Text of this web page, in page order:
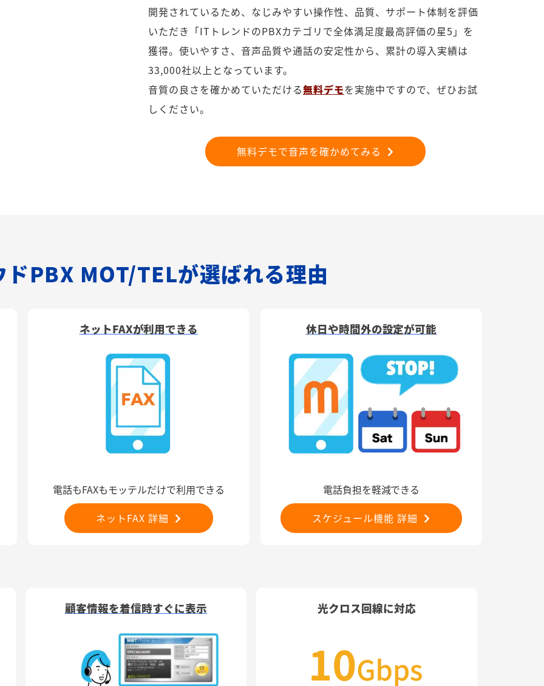
開発されているため、なじみやすい操作性、品質、サポート体制を評価
いただき「ITトレンドのPBXカテゴリで全体満足度最高評価の星5」を
獲得。使いやすさ、音声品質や通話の安定性から、累計の導入実績は
33,000社以上となっています。
音質の良さを確かめていただける無料デモを実施中ですので、ぜひお試
しください。
無料デモで音声を確かめてみる
ドPBX MOT/TELが選ばれる理由
ネットFAXが利用できる
電話もFAXもモッテルだけで利用できる
ネットFAX 詳細
休日や時間外の設定が可能
電話負担を軽減できる
スケジュール機能 詳細
顧客情報を着信時すぐに表示 光クロス回線に対応